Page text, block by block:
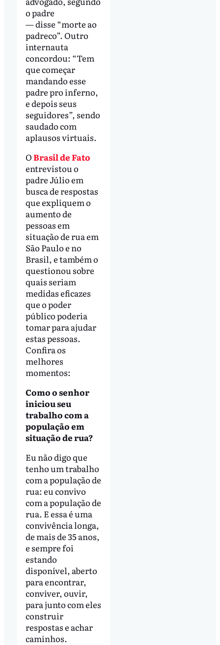
o padre
— disse “morte ao
padreco”. Outro
internauta
concordou: “Tem
que começar
mandando esse
padre pro inferno,
e depois seus
seguidores”, sendo
saudado com
aplausos virtuais.
OBrasil de Fato
entrevistou o
padre Júlio em
busca de respostas
que expliquem o
aumento de
pessoas em
situação de rua em
São Paulo e no
Brasil, e também o
questionou sobre
quais seriam
medidas eficazes
que o poder
público poderia
tomar para ajudar
estas pessoas.
Confira os
melhores
momentos:
Como o senhor
iniciou seu
trabalho com a
população em
situação de rua?
Eu não digo que
tenho um trabalho
com a população de
rua: eu convivo
com a população de
rua. E essa é uma
convivência longa,
de mais de 35 anos,
e sempre foi
estando
disponível, aberto
para encontrar,
conviver, ouvir,
para junto com eles
construir
respostas e achar
caminhos.